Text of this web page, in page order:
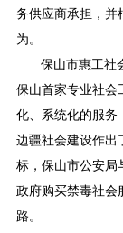
务供应商承担，并
为。
保山市惠工社
保山首家专业社会
化、系统化的服务
边疆社会建设作出
标，保山市公安局
政府购买禁毒社会
路。